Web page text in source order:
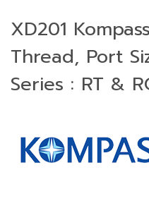
XD201
Thread, Port
Series : RT &